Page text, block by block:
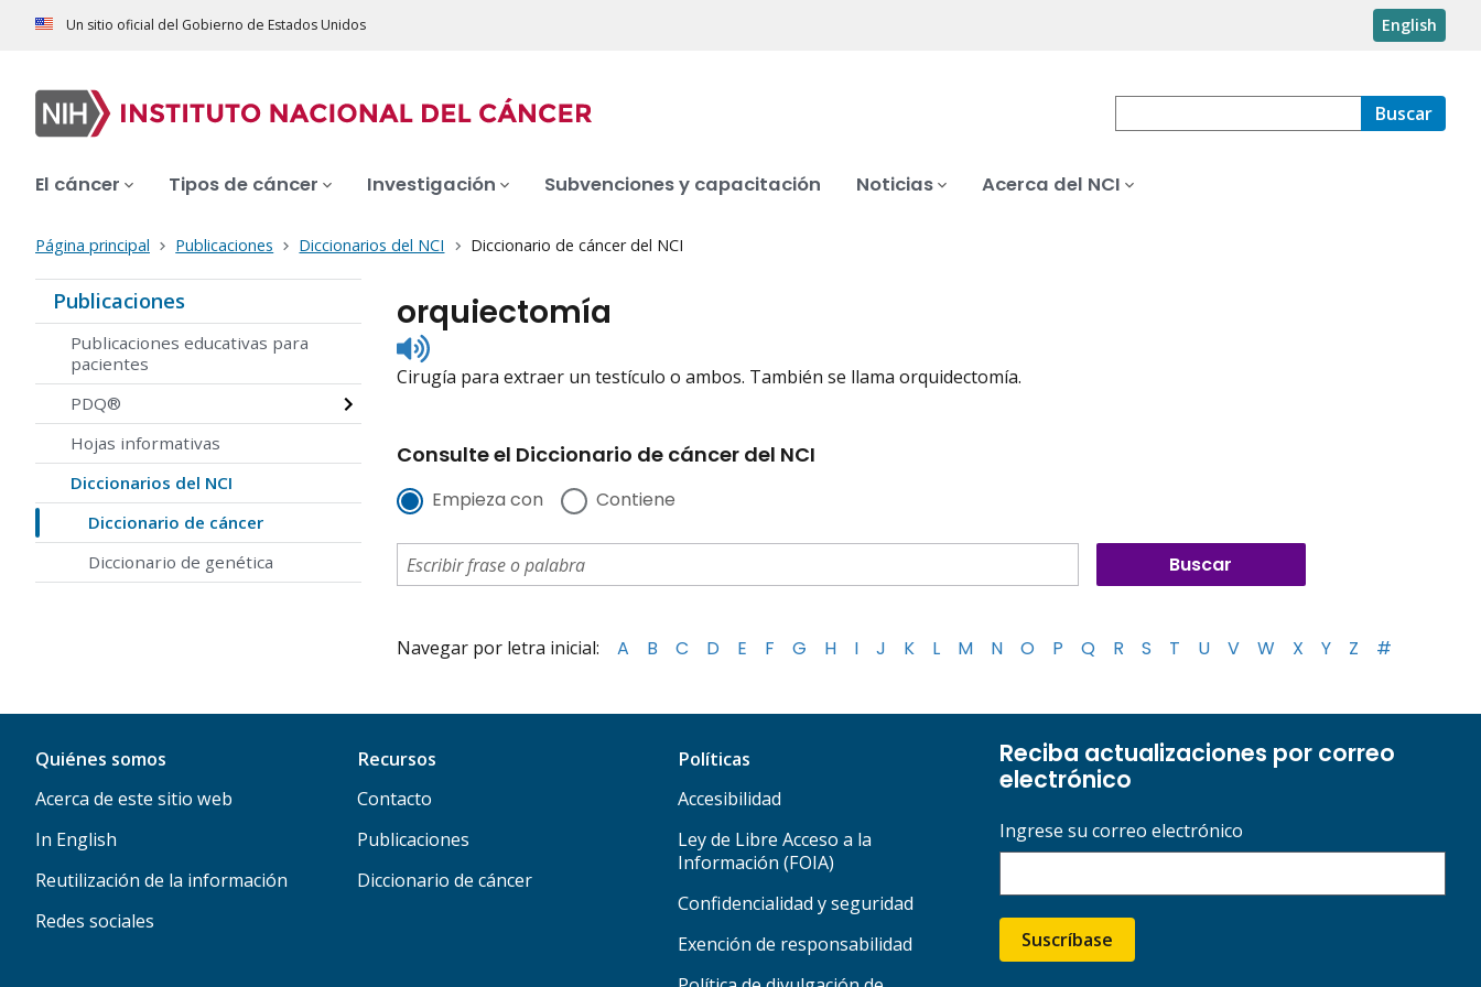
Un sitio oficial del Gobierno de Estados Unidos English
Buscar
El cáncer Tipos de cáncer Investigación Subvenciones y capacitación Noticias Acerca del NCI
Página principal Publicaciones Diccionarios del NCI Diccionario de cáncer del NCI
Publicaciones
Publicaciones educativas para
pacientes
PDQ®
Hojas informativas
Diccionarios del NCI
Diccionario de cáncer
Diccionario de genética
orquiectomía
Listen
to
pronunciation
Cirugía para extraer un testículo o ambos. También se llama orquidectomía.
Consulte el Diccionario de cáncer del NCI
Empieza con Contiene
Navegar por letra inicial: A B C D E F G H I J K L M N O P Q R S T U V W X Y Z #
Quiénes somos
Acerca de este sitio web
In English
Reutilización de la información
Redes sociales
Recursos
Contacto
Publicaciones
Diccionario de cáncer
Políticas
Accesibilidad
Ley de Libre Acceso a la
Información (FOIA)
Confidencialidad y seguridad
Exención de responsabilidad
Reciba actualizaciones por correo
electrónico
Ingrese su correo electrónico
Suscríbase